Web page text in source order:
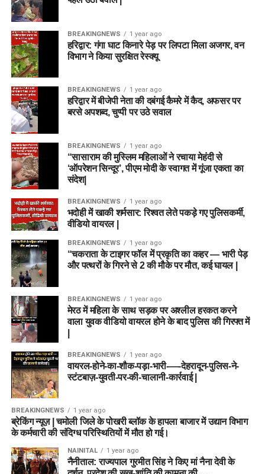
BREAKINGNEWS 1 year ago
हरिद्वार: गंगा घाट किनारे पेड़ पर लिपटा मिला अजगर, वन
विभाग ने किया सुरक्षित रेस्क्यू
BREAKINGNEWS 1 year ago
हरिद्वार में बीजेपी नेता की दबंगई कैमरे में कैद, अफसर पर
बरसे अपशब्द, चुप्पी पर उठे सवाल
BREAKINGNEWS 1 year ago
“सासाराम की मुस्लिम महिलाओं ने रचाया मेहंदी से
‘ऑपरेशन सिन्दूर’, पीएम मोदी के स्वागत में गूंजा एकता का
संदेश|
BREAKINGNEWS 1 year ago
भदोही में खाकी शर्मसार: रिश्वत लेते पकड़े गए पुलिसकर्मी,
वीडियो वायरल |
BREAKINGNEWS 1 year ago
“चकराता के टाइगर फॉल में प्रकृति का कहर — भारी पेड़
और पत्थरों के गिरने से 2 की मौके पर मौत, कई घायल |
BREAKINGNEWS 1 year ago
मेरठ में महिला के साथ सड़क पर अश्लील हरकत करने
वाला युवक वीडियो वायरल होने के बाद पुलिस की गिरफ्त में
BREAKINGNEWS 1 year ago
वायरल-होने-का-शौक-पड़ा-भारी-—-देहरादून-पुलिस-ने-
स्टंटबाज़-युवती-पर-की-चालानी-कार्रवाई |
BREAKINGNEWS 1 year ago
ब्रेकिंग न्यूज़ | चमोली जिले के पोखरी ब्लॉक के हापला बाजार में उद्यान विभाग
के कर्मचारी की संदिग्ध परिस्थितियों में मौत हो गई।
NAINITAL 1 year ago
नैनीताल: राज्यपाल गुरमीत सिंह ने किए मां नैना देवी के